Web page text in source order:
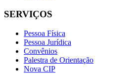
SERVIÇOS
Pessoa Física
Pessoa Jurídica
Convênios
Palestra de Orientação
Nova CIP